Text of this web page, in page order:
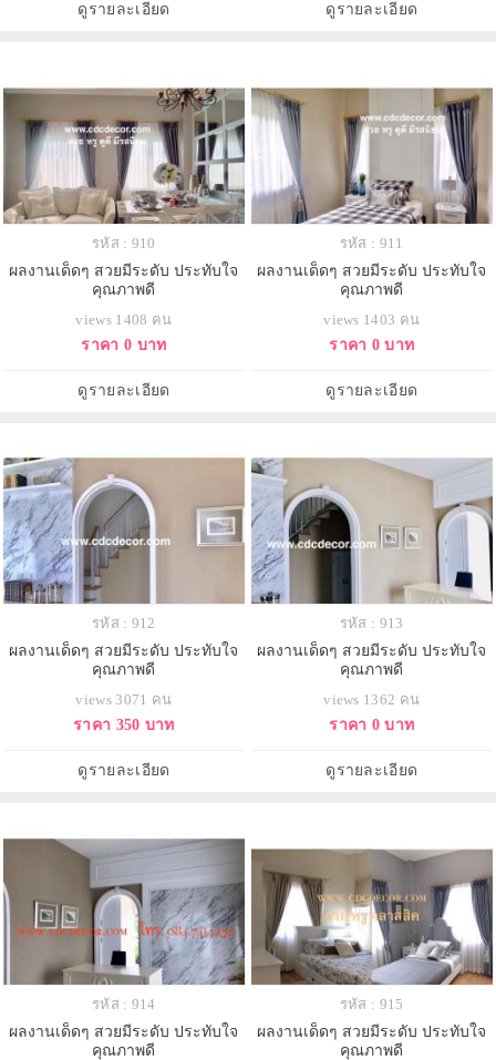
ดูรายละเอียด ดูรายละเอียด
รหัส : 910
ผลงานเด็ดๆ สวยมีระดับ ประทับใจ
คุณภาพดี
views 1408 คน
ราคา 0 บาท
ดูรายละเอียด
รหัส : 911
ผลงานเด็ดๆ สวยมีระดับ ประทับใจ
คุณภาพดี
views 1403 คน
ราคา 0 บาท
ดูรายละเอียด
รหัส : 912
ผลงานเด็ดๆ สวยมีระดับ ประทับใจ
คุณภาพดี
views 3071 คน
ราคา 350 บาท
ดูรายละเอียด
รหัส : 913
ผลงานเด็ดๆ สวยมีระดับ ประทับใจ
คุณภาพดี
views 1362 คน
ราคา 0 บาท
ดูรายละเอียด
รหัส : 914
ผลงานเด็ดๆ สวยมีระดับ ประทับใจ
คุณภาพดี
รหัส : 915
ผลงานเด็ดๆ สวยมีระดับ ประทับใจ
คุณภาพดี